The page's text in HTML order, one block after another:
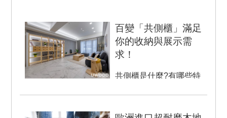
百變「共側櫃」滿足
你的收納與展示需
求！
共側櫃是什麼?有哪些特
之...